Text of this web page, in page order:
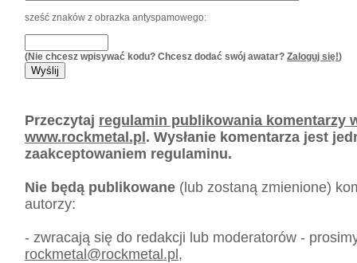
sześć znaków z obrazka antyspamowego:
(Nie chcesz wpisywać kodu? Chcesz dodać swój awatar? Zaloguj się!)
Przeczytaj regulamin publikowania komentarzy
www.rockmetal.pl. Wysłanie komentarza jest
zaakceptowaniem regulaminu.
Nie będą publikowane (lub zostaną zmienione)
autorzy:
- zwracają się do redakcji lub moderatorów -
rockmetal@rockmetal.pl,